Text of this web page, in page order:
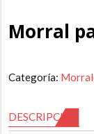
Morral
Categoría:
DESCRIPCIÓN